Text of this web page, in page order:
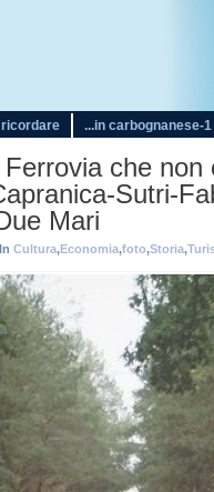
ricordare ...in carbognanese-1
che non
Sutri-
Mari
Cultura,Economia,foto,Storia,